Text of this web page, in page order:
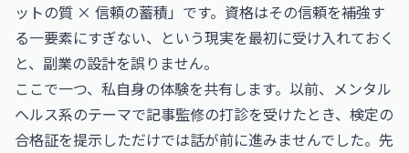
ットの質 × 信頼の蓄積」です。資格はその信頼を補強す
る一要素にすぎない、という現実を最初に受け入れておく
と、副業の設計を誤りません。
ここで一つ、私自身の体験を共有します。以前、メンタル
ヘルス系のテーマで記事監修の打診を受けたとき、検定の
合格証を提示しただけでは話が前に進みませんでした。先